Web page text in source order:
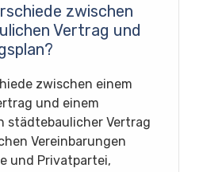
zwischen
Vertrag und
zwischen einem
und einem
städtebaulicher Vertrag
Vereinbarungen
und Privatpartei,